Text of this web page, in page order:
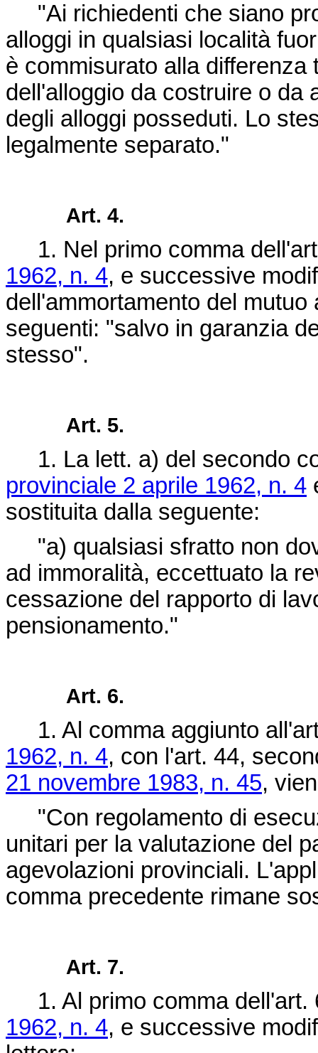
"Ai richiedenti che siano
alloggi in qualsiasi località
è commisurato alla
dell'alloggio da costruire o da
degli alloggi posseduti. Lo
legalmente separato."
Art. 4.
1. Nel primo comma
1962, n. 4, e successive
dell'ammortamento del
seguenti: "salvo in garanzia
stesso".
Art. 5.
1. La lett. a) del secondo
provinciale 2 aprile 1962, n. 4
sostituita dalla seguente:
"a) qualsiasi sfratto non
ad immoralità, eccettuato la
cessazione del rapporto di
pensionamento."
Art. 6.
1. Al comma aggiunto
1962, n. 4, con l'art. 44,
21 novembre 1983, n. 45,
"Con regolamento di
unitari per la valutazione del
agevolazioni provinciali.
comma precedente rimane
Art. 7.
1. Al primo comma dell'art.
1962, n. 4, e successive